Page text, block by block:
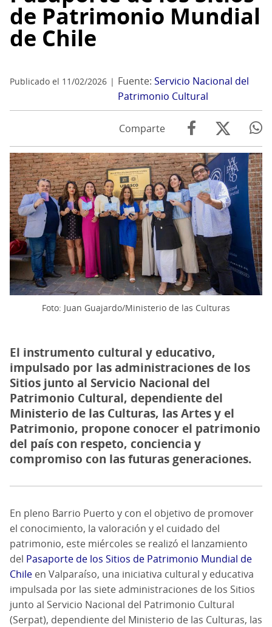
de Patrimonio Mundial
de Chile
Publicado el 11/02/2026 Fuente: Servicio Nacional del
Patrimonio Cultural
Comparte
Foto: Juan Guajardo/Ministerio de las Culturas
El instrumento cultural y educativo,
impulsado por las administraciones de los
Sitios junto al Servicio Nacional del
Patrimonio Cultural, dependiente del
Ministerio de las Culturas, las Artes y el
Patrimonio, propone conocer el patrimonio
del país con respeto, conciencia y
compromiso con las futuras generaciones.
En pleno Barrio Puerto y con el objetivo de promover
el conocimiento, la valoración y el cuidado del
patrimonio, este miércoles se realizó el lanzamiento
del Pasaporte de los Sitios de Patrimonio Mundial de
Chile en Valparaíso, una iniciativa cultural y educativa
impulsada por las siete administraciones de los Sitios
junto al Servicio Nacional del Patrimonio Cultural
(Serpat), dependiente del Ministerio de las Culturas, las